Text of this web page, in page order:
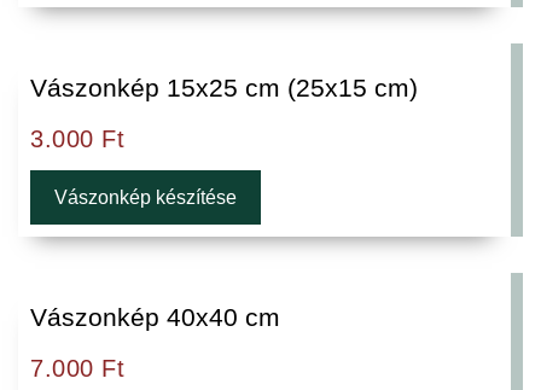
Vászonkép 15x25 cm (25x15 cm)
3.000 Ft
Vászonkép készítése
Vászonkép 40x40 cm
7.000 Ft